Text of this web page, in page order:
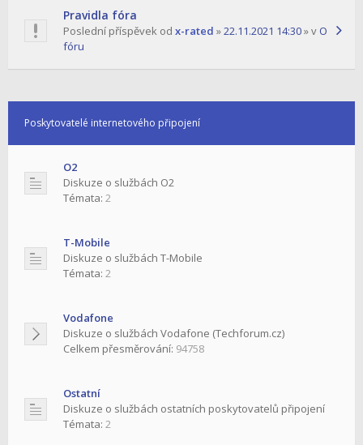
Pravidla fóra
Poslední příspěvek od x-rated »22.11.2021 14:30» v O
fóru
Poskytovatelé internetového připojení
O2
Diskuze o službách O2
Témata: 2
T-Mobile
Diskuze o službách T-Mobile
Témata: 2
Vodafone
Diskuze o službách Vodafone (Techforum.cz)
Celkem přesměrování: 94758
Ostatní
Diskuze o službách ostatních poskytovatelů připojení
Témata: 2